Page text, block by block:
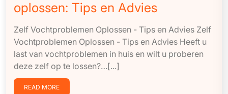
oplossen: Tips en Advies
Zelf Vochtproblemen Oplossen - Tips en Advies Zelf
Vochtproblemen Oplossen - Tips en Advies Heeft u
last van vochtproblemen in huis en wilt u proberen
deze zelf op te lossen?…[...]
READ MORE